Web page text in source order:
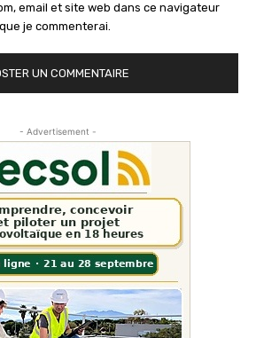
email et site web dans ce navigateur
je commenterai.
- Advertisement -